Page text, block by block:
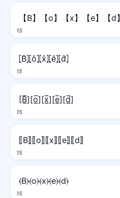
15
【B】【o】【x】【e】【d】
15
⦏B̂⦎⦏ô⦎⦏x̂⦎⦏ê⦎⦏d̂⦎
15
[B̲̅][o̲̅][x̲̅][e̲̅][d̲̅]
15
⟦B⟧⟦o⟧⟦x⟧⟦e⟧⟦d⟧
15
⦑B⦒⦑o⦒⦑x⦒⦑e⦒⦑d⦒